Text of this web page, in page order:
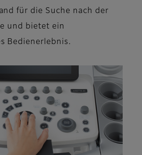
für die Suche nach der
und bietet ein
Bedienerlebnis.